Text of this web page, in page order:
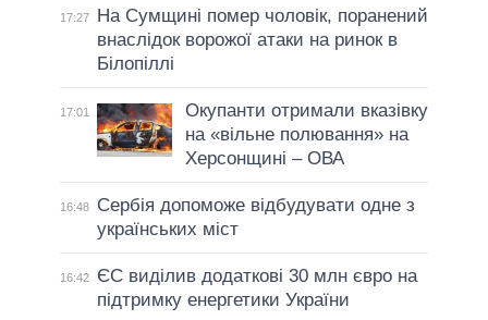
17:27
На Сумщині помер чоловік, поранений
внаслідок ворожої атаки на ринок в
Білопіллі
17:01
Окупанти отримали вказівку
на «вільне полювання» на
Херсонщині – ОВА
16:48
Сербія допоможе відбудувати одне з
українських міст
16:42
ЄС виділив додаткові 30 млн євро на
підтримку енергетики України